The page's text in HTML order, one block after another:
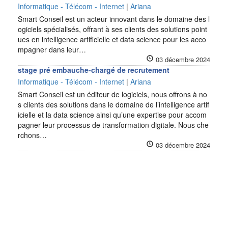
Informatique - Télécom - Internet | Ariana
Smart Conseil est un acteur innovant dans le domaine des l
ogiciels spécialisés, offrant à ses clients des solutions point
ues en intelligence artificielle et data science pour les acco
mpagner dans leur…
03 décembre 2024
stage pré embauche-chargé de recrutement
Informatique - Télécom - Internet | Ariana
Smart Conseil est un éditeur de logiciels, nous offrons à no
s clients des solutions dans le domaine de l’intelligence artif
icielle et la data science ainsi qu’une expertise pour accom
pagner leur processus de transformation digitale. Nous che
rchons…
03 décembre 2024